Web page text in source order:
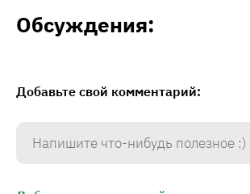
Обсуждения:
Добавьте свой комментарий: